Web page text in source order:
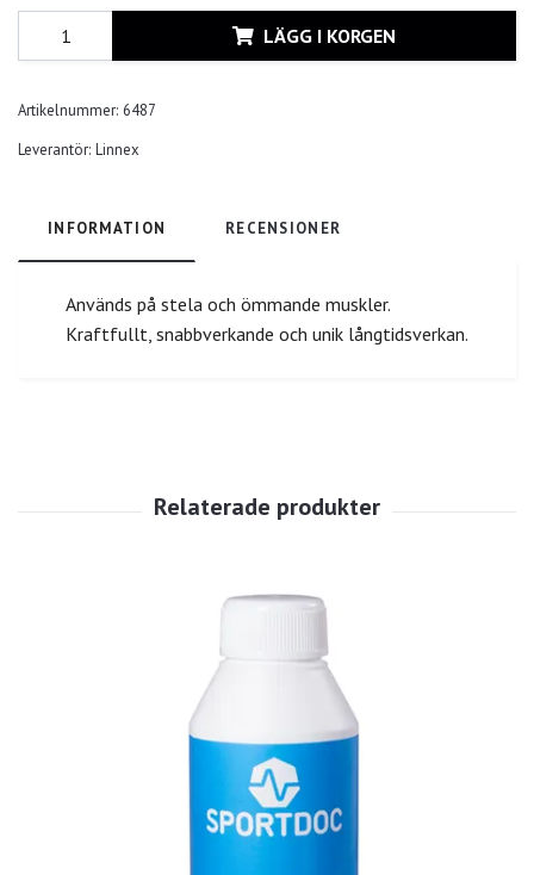
LÄGG I KORGEN
Artikelnummer: 6487
Leverantör: Linnex
INFORMATION RECENSIONER
Används på stela och ömmande muskler.
Kraftfullt, snabbverkande och unik långtidsverkan.